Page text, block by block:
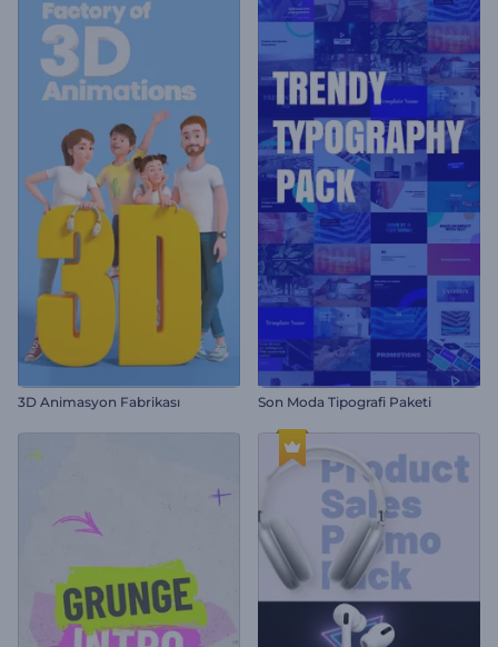
3D Animasyon Fabrikası Son Moda Tipografi Paketi